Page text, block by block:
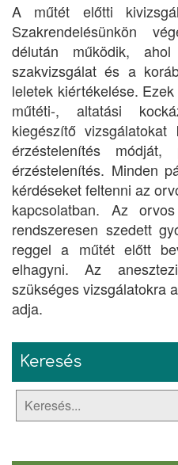
A műtét előtti
Szakrendelésünkön
délután működik,
szakvizsgálat és a
leletek kiértékelése.
műtéti-, altatási
kiegészítő
érzéstelenítés
érzéstelenítés. Minden
kérdéseket feltenni az
kapcsolatban. Az
rendszeresen szedett
reggel a műtét előtt
elhagyni. Az
szükséges vizsgálatokra
adja.
Keresés